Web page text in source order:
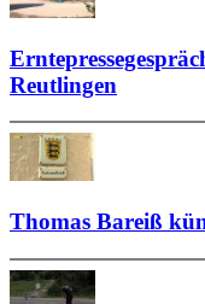
Reutlingen
Thomas Bareiß